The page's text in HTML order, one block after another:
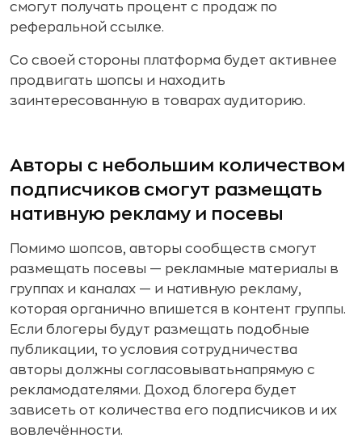
смогут получать процент с продаж по
реферальной ссылке.
Со своей стороны платформа будет активнее
продвигать шопсы и находить
заинтересованную в товарах аудиторию.
Авторы с небольшим количеством
подписчиков смогут размещать
нативную рекламу и посевы
Помимо шопсов, авторы сообществ смогут
размещать посевы — рекламные материалы в
группах и каналах — и нативную рекламу,
которая органично впишется в контент группы.
Если блогеры будут размещать подобные
публикации, то условия сотрудничества
авторы должны согласовыватьнапрямую с
рекламодателями. Доход блогера будет
зависеть от количества его подписчиков и их
вовлечённости.